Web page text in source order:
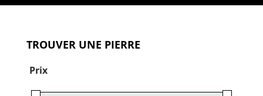
TROUVER UNE PIERRE
Prix